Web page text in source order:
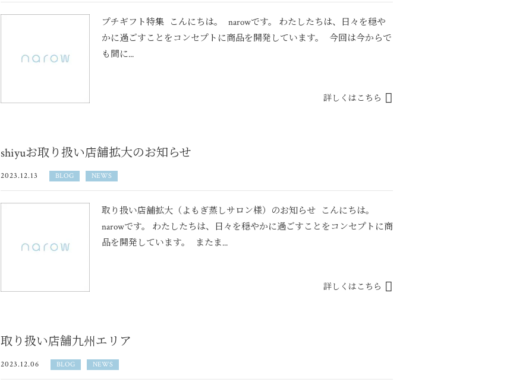
プチギフト特集 こんにちは。 narowです。 わたしたちは、日々を穏や
かに過ごすことをコンセプトに商品を開発しています。 今回は今からで
も間に...
詳しくはこちら
shiyuお取り扱い店舗拡大のお知らせ
2023.12.13 BLOG NEWS
取り扱い店舗拡大（よもぎ蒸しサロン様）のお知らせ こんにちは。
narowです。 わたしたちは、日々を穏やかに過ごすことをコンセプトに商
品を開発しています。 またま...
詳しくはこちら
取り扱い店舗九州エリア
2023.12.06 BLOG NEWS